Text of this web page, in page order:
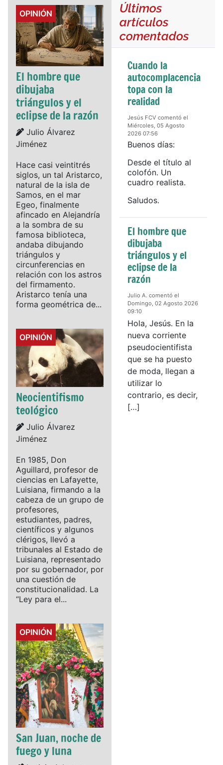
Details
OPINIÓN
El hombre que
dibujaba
triángulos y el
eclipse de la razón
Details
Julio Álvarez
Jiménez
Hace casi veintitrés
siglos, un tal Aristarco,
natural de la isla de
Samos, en el mar
Egeo, finalmente
afincado en Alejandría
a la sombra de su
famosa biblioteca,
andaba dibujando
triángulos y
circunferencias en
relación con los astros
del firmamento.
Aristarco tenía una
forma geométrica de...
Details
OPINIÓN
Neocientifismo
teológico
Details
Julio Álvarez
Jiménez
En 1985, Don
Aguillard, profesor de
ciencias en Lafayette,
Luisiana, firmando a la
cabeza de un grupo de
profesores,
estudiantes, padres,
científicos y algunos
clérigos, llevó a
tribunales al Estado de
Luisiana, representado
por su gobernador, por
una cuestión de
constitucionalidad. La
“Ley para el...
Details
OPINIÓN
San Juan, noche de
fuego y luna
Últimos
artículos
comentados
Cuando la
autocomplacencia
topa con la
realidad
Jesús FCV comentó el
Miércoles, 05 Agosto
2026 07:56
Buenos días:
Desde el título al
colofón. Un
cuadro realista.
Saludos.
El hombre que
dibujaba
triángulos y el
eclipse de la
razón
Julio A. comentó el
Domingo, 02 Agosto 2026
09:10
Hola, Jesús. En la
nueva corriente
pseudocientifista
que se ha puesto
de moda, llegan a
utilizar lo
contrario, es decir,
[…]